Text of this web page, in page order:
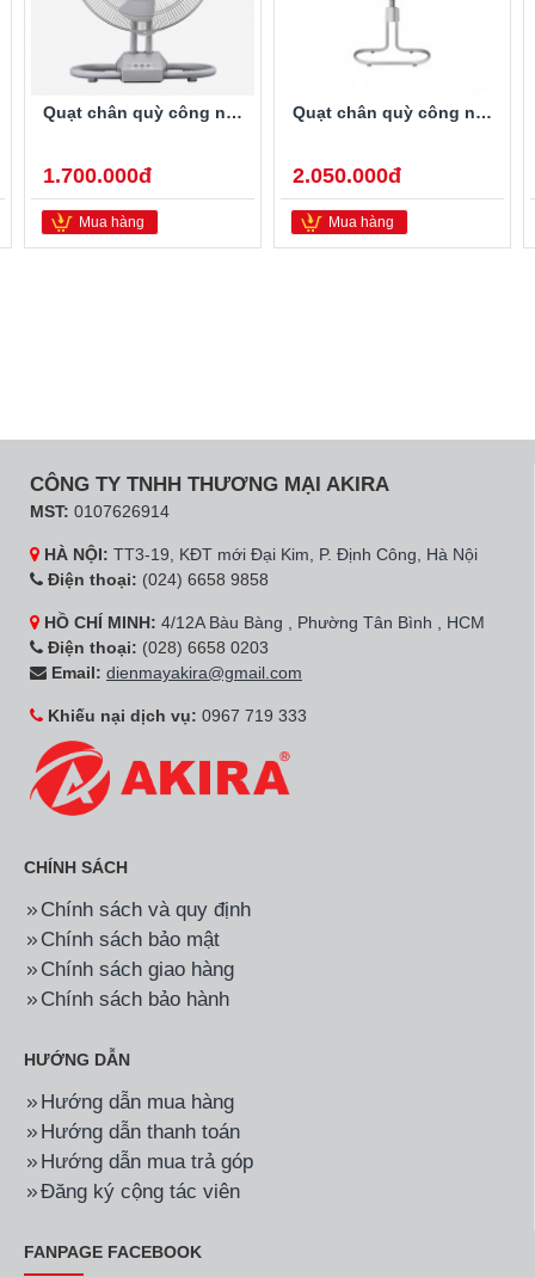
Quạt chân quỳ công nghiệp Thái Lan Hatari IS18M2
1.700.000đ
Mua hàng
Quạt chân quỳ công nghiệp Thái Lan Hatari IS18M1
2.050.000đ
Mua hàng
CÔNG TY TNHH THƯƠNG MẠI AKIRA
MST: 0107626914
HÀ NỘI: TT3-19, KĐT mới Đại Kim, P. Định Công, Hà Nội
Điện thoại: (024) 6658 9858
HỒ CHÍ MINH: 4/12A Bàu Bàng , Phường Tân Bình , HCM
Điện thoại: (028) 6658 0203
Email: dienmayakira@gmail.com
Khiếu nại dịch vụ: 0967 719 333
CHÍNH SÁCH
Chính sách và quy định
Chính sách bảo mật
Chính sách giao hàng
Chính sách bảo hành
HƯỚNG DẪN
Hướng dẫn mua hàng
Hướng dẫn thanh toán
Hướng dẫn mua trả góp
Đăng ký cộng tác viên
FANPAGE FACEBOOK